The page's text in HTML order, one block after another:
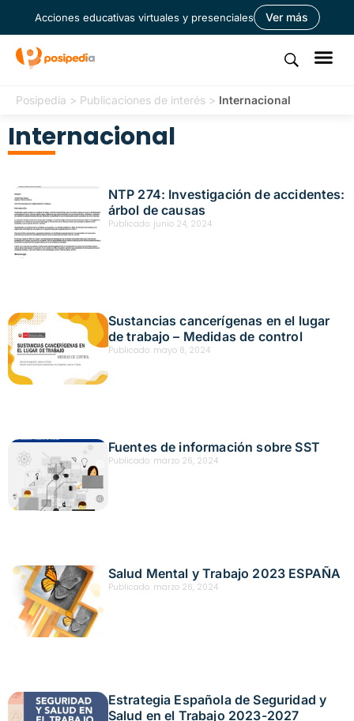
Acciones educativas virtuales y presenciales Ver más
Posipedia > Publicaciones de interés > Internacional
Internacional
NTP 274: Investigación de accidentes:
árbol de causas
Publicado: junio 24, 2024
Sustancias cancerígenas en el lugar
de trabajo – Medidas de control
Publicado: mayo 8, 2024
Fuentes de información sobre SST
Publicado: marzo 26, 2024
Salud Mental y Trabajo 2023 ESPAÑA
Publicado: marzo 26, 2024
Estrategia Española de Seguridad y
Salud en el Trabajo 2023-2027